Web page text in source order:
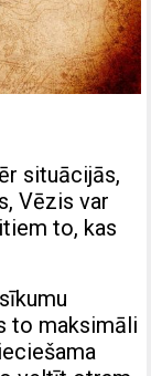
situācijās,
Vēzis var
to, kas
to maksimāli